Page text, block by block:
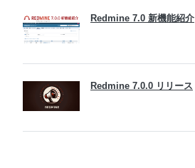
Redmine 7.0 新機能紹介
Redmine 7.0.0 リリース